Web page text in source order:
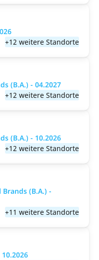
+12 weitere Standorte
(B.A.) - 04.2027
+12 weitere Standorte
(B.A.) - 10.2026
+12 weitere Standorte
(B.A.) -
+11 weitere Standorte